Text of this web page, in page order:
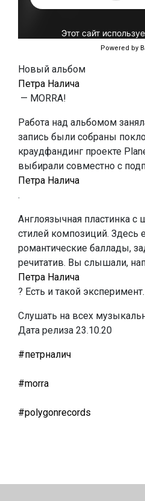
Powered by
Новый альбом
Петра Налича
— MORRA!
Работа над альбомом
запись были собраны
краудфандинг проекте
выбирали совместно с
Петра Налича
.
Англоязычная пластинка
стилей композиций. Здесь
романтические баллады,
речитатив. Вы слышали,
Петра Налича
? Есть и такой
Слушать на всех
Дата релиза 23.10.20
#петрналич
#morra
#polygonrecords